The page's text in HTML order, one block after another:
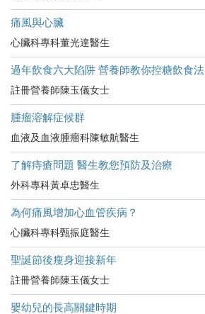
痛風與心臟
心臟科專科董光達醫生
過年飲食六大陷阱 營養師教你控糖飲食法
註冊營養師陳玉儀女士
腫瘤溶解症候群
血液及血液腫瘤科陳敏航醫生
了解痔瘡問題 醫生教您預防及治療
外科專科黃卓忠醫生
為何痛風增加心血管疾病？
心臟科專科甄振庭醫生
聖誕節後瘦身迎接新年
註冊營養師陳玉儀女士
嬰幼兒的長高關鍵時期